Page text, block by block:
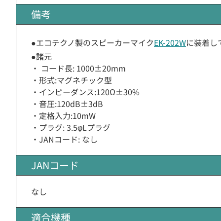
備考
●エコテクノ製のスピーカーマイクEK-202Wに装着し
●諸元
・ コード長: 1000±20mm
・形式:マグネチック型
・インピーダンス:120Ω±30%
・音圧:120dB±3dB
・定格入力:10mW
・プラグ: 3.5φLプラグ
・JANコード: なし
JANコード
なし
適合機種